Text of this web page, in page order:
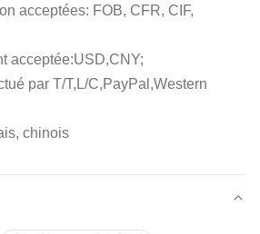
acceptées: FOB, CFR, CIF,
acceptée:USD,CNY;
par T/T,L/C,PayPal,Western
chinois